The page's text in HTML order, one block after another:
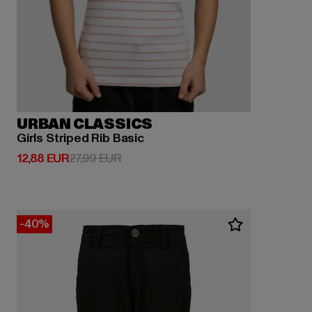
URBAN CLASSICS
Girls Striped Rib Basic
12,88 EUR
Derzeitiger Preis: 12,88 EUR
27,99 EURAktionspreis: 27,99 EUR
-40%